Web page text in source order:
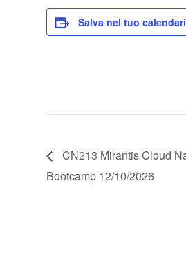
Salva nel tuo
CN213 Mirantis Cloud
Bootcamp 12/10/2026